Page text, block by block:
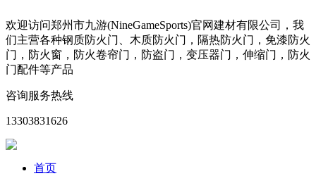
欢迎访问郑州市九游(NineGameSports)官网建材有限公司，我
们主营各种钢质防火门、木质防火门，隔热防火门，免漆防火
门，防火窗，防火卷帘门，防盗门，变压器门，伸缩门，防火
门配件等产品
咨询服务热线
13303831626
首页